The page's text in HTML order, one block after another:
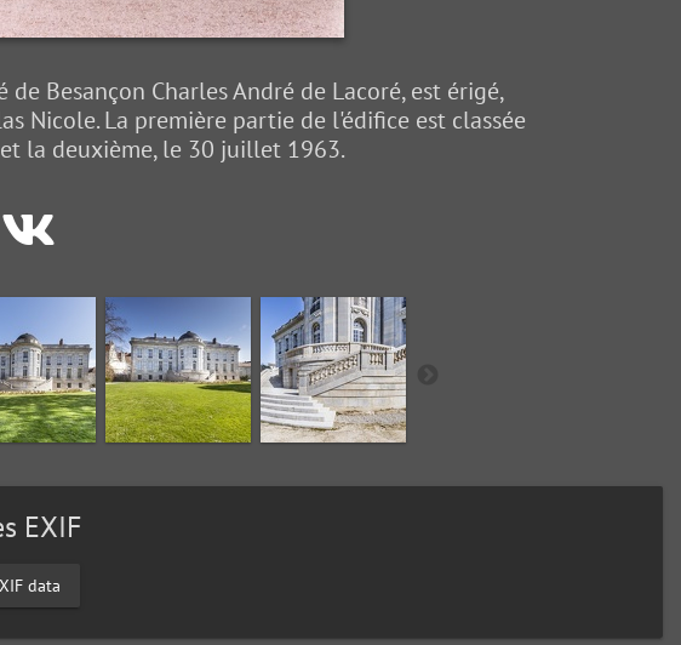
Besançon Charles André de Lacoré, est érigé,
Nicole. La première partie de l'édifice est classée
la deuxième, le 30 juillet 1963.
EXIF
data